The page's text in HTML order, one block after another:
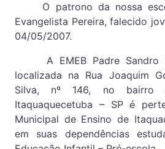
O patrono da nossa
Evangelista Pereira, falecido
04/05/2007.
A EMEB Padre Sandro
localizada na Rua Joaquim
Silva, nº 146, no bairro
Itaquaquecetuba – SP é
Municipal de Ensino de
em suas dependências